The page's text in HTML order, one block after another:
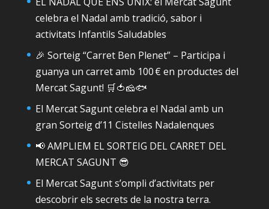
celebra el Nadal amb tradició, sabor i
activitats Infantils Saludables
🎉 Sorteig “Carret Ben Plenet” – Participa i
guanya un carret amb 100 € en productes del
Mercat Sagunt! 🛒🍅🧀🐟
El Mercat Sagunt celebra el Nadal amb un
gran Sorteig d’11 Cistelles Nadalenques
📢 AMPLIEM EL SORTEIG DEL CARRET DEL
MERCAT SAGUNT 😎
El Mercat Sagunt s’ompli d’activitats per
descobrir els secrets de la nostra terra.